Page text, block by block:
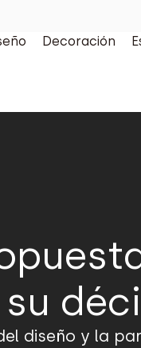
Decoración
su
diseño y la